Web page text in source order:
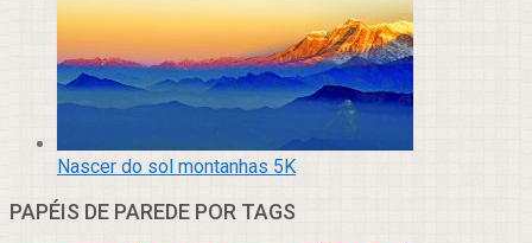
Nascer do sol montanhas 5K
PAPÉIS DE PAREDE POR TAGS